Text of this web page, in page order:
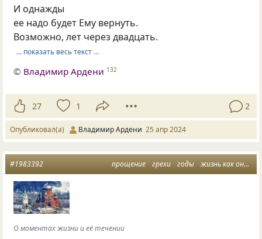
И однажды
ее надо будет Ему вернуть.
Возможно, лет через двадцать.
… показать весь текст …
© Владимир Ардени 132
27 1 2
Опубликовал(а) Владимир Ардени 25 апр 2024
прощение грехи годы жизнь как она есть
#1983392
О моментах жизни и её течении